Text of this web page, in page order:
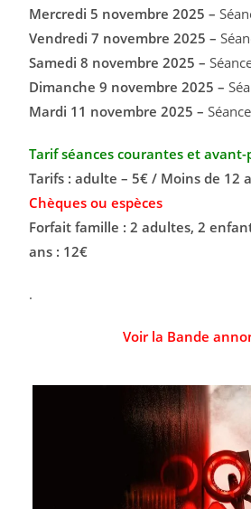
Mercredi 5 novembre 2025 –
Vendredi 7 novembre 2025 –
Samedi 8 novembre 2025 –
Dimanche 9 novembre 2025 –
Mardi 11 novembre 2025 –
Tarif séances courantes et
Tarifs : adulte – 5€ / Moins de 12
Chèques ou espèces
Forfait famille : 2 adultes, 2
ans : 12€
.
Voir la Bande